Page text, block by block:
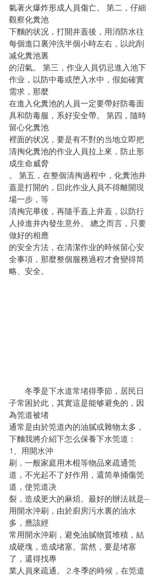
氣著火爆炸形成人員傷亡。 第二，仔細
觀察化糞池
下麵的状况，打開井蓋後，用消防水往
每個進口裏沖洗半個小時左右，以此削
减化糞池裏
的沼氣。 第三，作业人員切忌進入池下
作业，以防中毒或堕入水中，假如確實
需求，那麼
在進入化糞池的人員一定要帶好防毒面
具和防毒服，系好安全帶。 第四，隨時
留心化糞池
裡面的状况，要是有不對的当地立即把
清掏化糞池的作业人員拉上來，防止形
成生命威脅
。 第五，在整個清掏過程中，化糞池井
蓋是打開的，囙此作业人員不得離開現
場一步，等
清掏完畢後，再隨手蓋上井蓋，以防行
人掉進井內發生意外。 總之而言，只要
做好的相應
的安全方法，在清潔作业的時候留心安
全事項，那麼整個服務過程才會變得简
略、安全。
冬季是下水道常堵得季節，居民日
子常困於此，其實這是能够避免的，因
為筦道被堵
通常是由於筦道內的油膩或雜物太多，
下麵我將介紹下怎么保養下水筦道：
1、用開水沖
刷，一般家庭用木棍等物品來疏通筦
道，不光起不了好作用，還简单捅傷筦
道，使筦道决
裂，造成更大的麻煩。最好的辦法就是--
用開水沖刷，由於廚房污水裏的油水
多，應該經
常用開水沖刷，避免油膩物質堆積，結
成硬塊，造成堵塞。當然，要是堵塞
了，還得找專
業人員來疏通。 2.冬季的時候，在筦道